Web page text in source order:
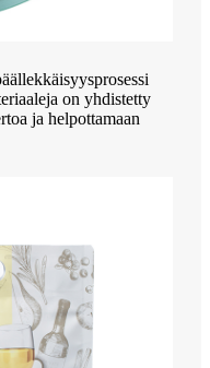
on yhdistetty
ja helpottamaan